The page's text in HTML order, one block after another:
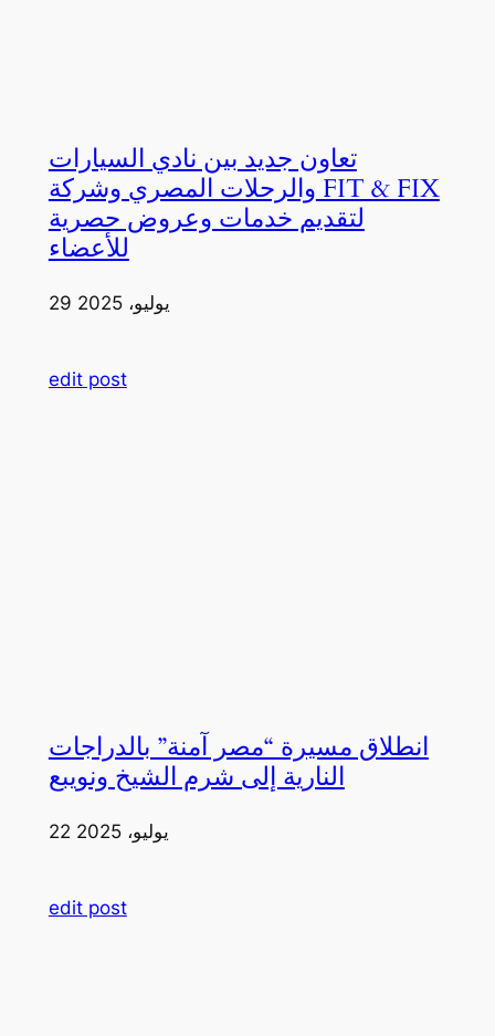
تعاون جديد بين نادي السيارات
والرحلات المصري وشركة FIT & FIX
لتقديم خدمات وعروض حصرية
للأعضاء
29 يوليو، 2025
edit post
انطلاق مسيرة “مصر آمنة” بالدراجات
النارية إلى شرم الشيخ ونويبع
22 يوليو، 2025
edit post